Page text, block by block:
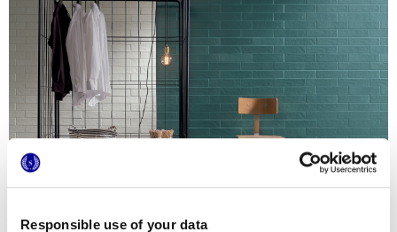
Responsible use of your data